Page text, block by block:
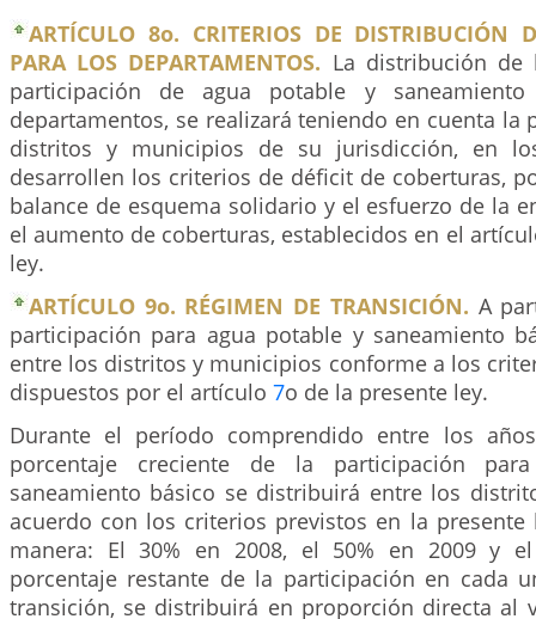
ARTÍCULO 8o. CRITERIOS DE DISTRIBUCIÓN
PARA LOS DEPARTAMENTOS. La distribución
participación de agua potable y
departamentos, se realizará teniendo en cuenta la
distritos y municipios de su jurisdicción, en
desarrollen los criterios de déficit de coberturas,
balance de esquema solidario y el esfuerzo de la
el aumento de coberturas, establecidos en el
ley.
ARTÍCULO 9o. RÉGIMEN DE TRANSICIÓN. A
participación para agua potable y saneamiento
entre los distritos y municipios conforme a los
dispuestos por el artículo 7o de la presente ley.
Durante el período comprendido entre los
porcentaje creciente de la participación
saneamiento básico se distribuirá entre los
acuerdo con los criterios previstos en la presente
manera: El 30% en 2008, el 50% en 2009 y
porcentaje restante de la participación en cada
transición, se distribuirá en proporción directa al